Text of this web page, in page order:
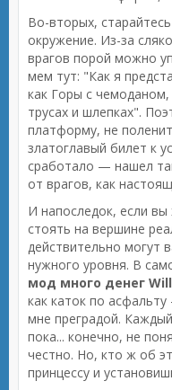
Во-вторых,
окружение. Из-за
врагов порой можно
мем тут: "Как я
как Горы с
трусах и шлепках".
платформу, не
златоглавый билет к
сработало — нашел
от врагов, как
И напоследок, если вы
стоять на вершине
действительно могут
нужного уровня. В
мод много денег
как каток по
мне преградой.
пока... конечно, не
честно. Но, кто ж об
принцессу и